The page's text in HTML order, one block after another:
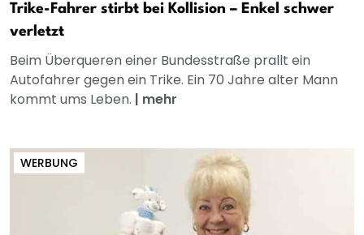
Trike-Fahrer stirbt bei Kollision – Enkel schwer
verletzt
Beim Überqueren einer Bundesstraße prallt ein
Autofahrer gegen ein Trike. Ein 70 Jahre alter Mann
kommt ums Leben. | mehr
WERBUNG